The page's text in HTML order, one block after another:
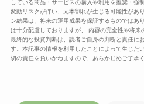
している商品・サービスの購入や利用を推奨・強
変動リスクが伴い、元本割れが生じる可能性があ
ン結果は、将来の運用成果を保証するものではあ
は十分配慮しておりますが、 内容の完全性や将来
最終的な投資判断は、読者ご自身の判断と責任に
す。本記事の情報を利用したことによって生じた
切の責任を負いかねますので、あらかじめご了承く